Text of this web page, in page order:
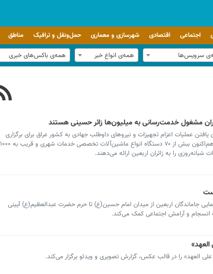
اجتماعی اقتصادی شهرسازی و معماری حمل‌ونقل و ترافیک مناطق
سرویس‌ها همه‌ی انواع خبر همه‌ی باکس‌های خبری
مشغول خدمت‌رسانی به میلیون‌ها زائر حسینی هستند
یافتن عملیات اعزام تجهیزات و نیروهای داوطلب جهادی به کشور عراق برای برگزاری
باشکوهتر مراسم پیاده روی اربعین حسینی(ع) خبر داد و گفت: هم‌اکنون ببش از ۷۰ دستگاه انواع ماشین‌آلات تخصصی خدمات شهری و قریب به ۱۰۰۰
را به زائران اربعین ارائه می‌دهند.
جاماندگان اربعین از میدان امام حسین(ع) تا حرم حضرت عبدالعظیم(ع) آیینی
انسجام و آرامش اجتماعی کمک می‌کند.
العهد» را در قالب عکس، گزارش تصویری و ویدئو برگزار می‌کند.